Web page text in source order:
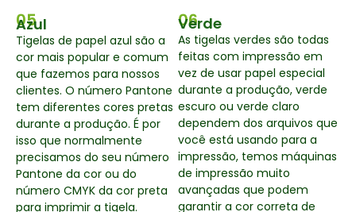
05
Azul
Tigelas de papel azul são a
cor mais popular e comum
que fazemos para nossos
clientes. O número Pantone
tem diferentes cores pretas
durante a produção. É por
isso que normalmente
precisamos do seu número
Pantone da cor ou do
número CMYK da cor preta
para imprimir a tigela.
06
Verde
As tigelas verdes são todas
feitas com impressão em
vez de usar papel especial
durante a produção, verde
escuro ou verde claro
dependem dos arquivos que
você está usando para a
impressão, temos máquinas
de impressão muito
avançadas que podem
garantir a cor correta de